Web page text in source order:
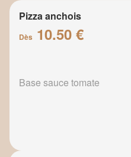
Pizza anchois
Dès 10.50 €
Base sauce tomate